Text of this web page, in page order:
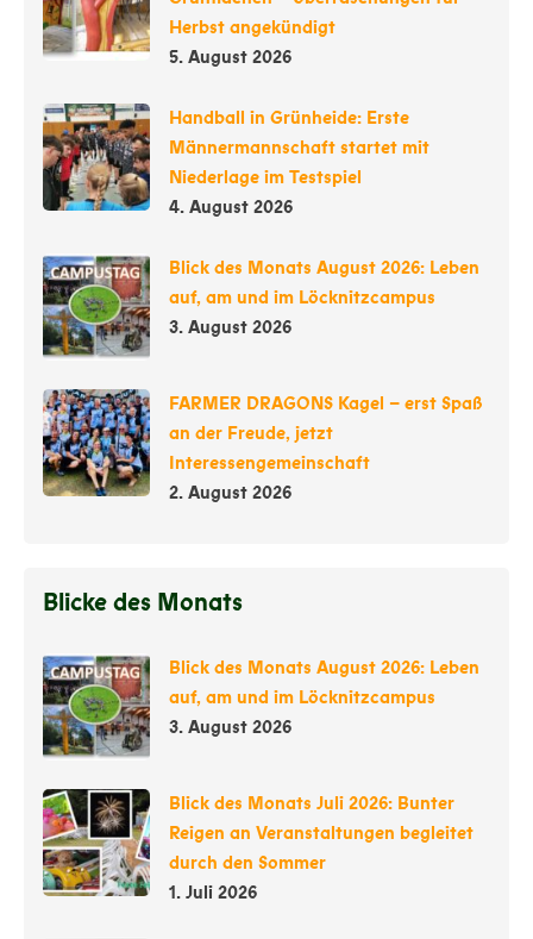
Herbst angekündigt
5. August 2026
Handball in Grünheide: Erste
Männermannschaft startet mit
Niederlage im Testspiel
4. August 2026
Blick des Monats August 2026: Leben
auf, am und im Löcknitzcampus
3. August 2026
FARMER DRAGONS Kagel – erst Spaß
an der Freude, jetzt
Interessengemeinschaft
2. August 2026
Blicke des Monats
Blick des Monats August 2026: Leben
auf, am und im Löcknitzcampus
3. August 2026
Blick des Monats Juli 2026: Bunter
Reigen an Veranstaltungen begleitet
durch den Sommer
1. Juli 2026